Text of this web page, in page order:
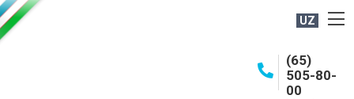
UZ
(65)
505-80-
00